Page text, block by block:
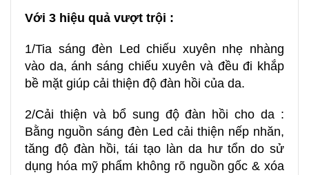
Với 3 hiệu quả vượt trội :
1/️Tia sáng đèn Led chiếu xuyên nhẹ nhàng
vào da, ánh sáng chiếu xuyên và đều đi khắp
bề mặt giúp cải thiện độ đàn hồi của da.
2️/Cải thiện và bổ sung độ đàn hồi cho da :
Bằng nguồn sáng đèn Led cải thiện nếp nhăn,
tăng độ đàn hồi, tái tạo làn da hư tổn do sử
dụng hóa mỹ phẩm không rõ nguồn gốc & xóa